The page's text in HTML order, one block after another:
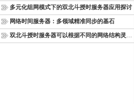
多元化组网模式下的双北斗授时服务器应用探讨
网络时间服务器：多领域精准同步的基石
双北斗授时服务器可以根据不同的网络结构灵活部署